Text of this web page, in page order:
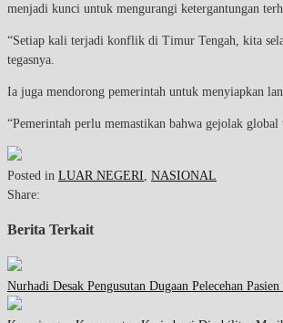
menjadi kunci untuk mengurangi ketergantungan
“Setiap kali terjadi konflik di Timur Tengah, kita
tegasnya.
Ia juga mendorong pemerintah untuk menyiapkan
“Pemerintah perlu memastikan bahwa gejolak
Posted in LUAR NEGERI NASIONAL
Share:
Berita Terkait
Nurhadi Desak Pengusutan Dugaan Pelecehan Pasien